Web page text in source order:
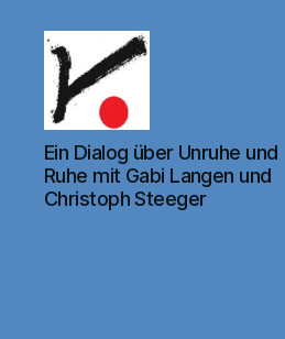
Kunstverein
für
den
Rhein-
Ein Dialog über Unruhe und
Ruhe mit Gabi Langen und
Christoph Steeger